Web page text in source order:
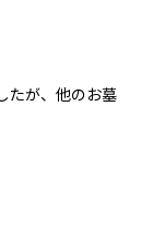
たが、他のお墓